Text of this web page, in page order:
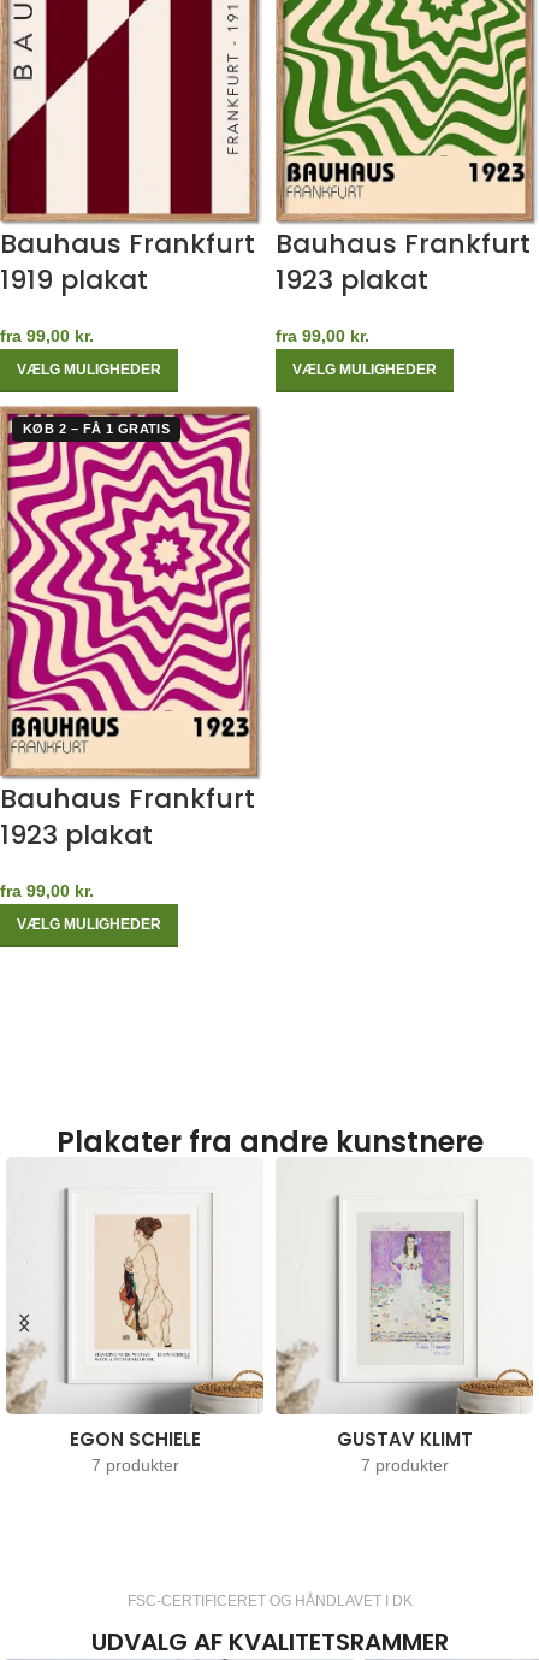
Bauhaus Frankfurt
1919 plakat
fra 99,00 kr.
VÆLG MULIGHEDER
Bauhaus Frankfurt
1923 plakat
fra 99,00 kr.
VÆLG MULIGHEDER
KØB 2 – FÅ 1 GRATIS
Bauhaus Frankfurt
1923 plakat
fra 99,00 kr.
VÆLG MULIGHEDER
Plakater fra andre kunstnere
EGON SCHIELE
7 produkter
GUSTAV KLIMT
7 produkter
FSC-CERTIFICERET OG HÅNDLAVET I DK
UDVALG AF KVALITETSRAMMER